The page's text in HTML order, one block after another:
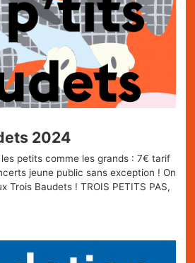
2024
petits comme les grands : 7€ tarif
jeune public sans exception ! On
Trois Baudets ! TROIS PETITS PAS,